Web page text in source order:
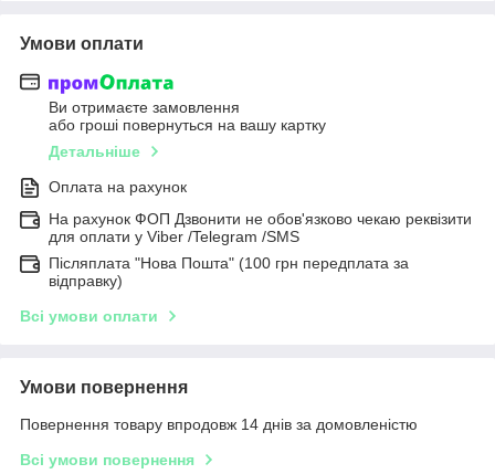
Умови оплати
Ви отримаєте замовлення
або гроші повернуться на вашу картку
Детальніше
Оплата на рахунок
На рахунок ФОП Дзвонити не обов'язково чекаю реквізити
для оплати у Viber /Telegram /SMS
Післяплата "Нова Пошта" (100 грн передплата за
відправку)
Всі умови оплати
Умови повернення
Повернення товару впродовж 14 днів за домовленістю
Всі умови повернення